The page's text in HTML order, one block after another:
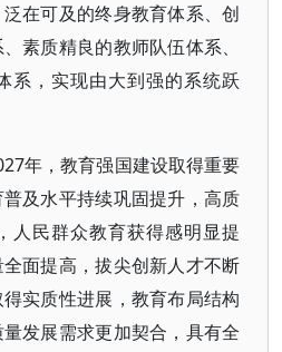
在可及的终身教育体系、创
素质精良的教师队伍体系、
系，实现由大到强的系统跃
年，教育强国建设取得重要
及水平持续巩固提升，高质
人民群众教育获得感明显提
面提高，拔尖创新人才不断
实质性进展，教育布局结构
发展需求更加契合，具有全